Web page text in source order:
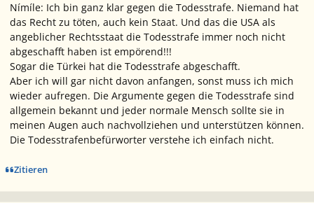
Nímíle: Ich bin ganz klar gegen die Todesstrafe. Niemand hat
das Recht zu töten, auch kein Staat. Und das die USA als
angeblicher Rechtsstaat die Todesstrafe immer noch nicht
abgeschafft haben ist empörend!!!
Sogar die Türkei hat die Todesstrafe abgeschafft.
Aber ich will gar nicht davon anfangen, sonst muss ich mich
wieder aufregen. Die Argumente gegen die Todesstrafe sind
allgemein bekannt und jeder normale Mensch sollte sie in
meinen Augen auch nachvollziehen und unterstützen können.
Die Todesstrafenbefürworter verstehe ich einfach nicht.
Zitieren